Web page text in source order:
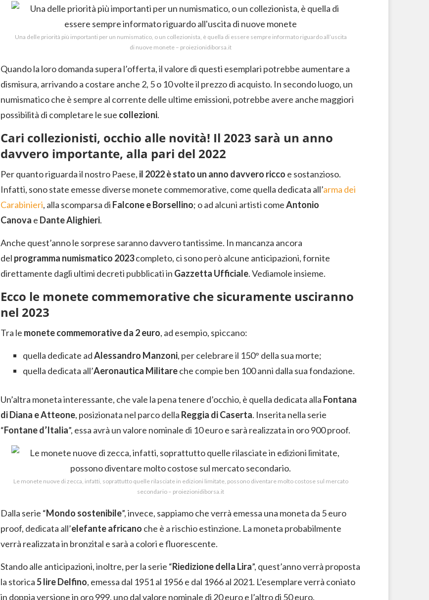
Una delle priorità più importanti per un numismatico, o un collezionista, è quella di essere sempre informato riguardo all’uscita
di nuove monete – proiezionidiborsa.it
Quando la loro domanda supera l’offerta, il valore di questi esemplari potrebbe aumentare a
dismisura, arrivando a costare anche 2, 5 o 10 volte il prezzo di acquisto. In secondo luogo, un
numismatico che è sempre al corrente delle ultime emissioni, potrebbe avere anche maggiori
possibilità di completare le sue collezioni.
Cari collezionisti, occhio alle novità! Il 2023 sarà un anno
davvero importante, alla pari del 2022
Per quanto riguarda il nostro Paese, il 2022 è stato un anno davvero ricco e sostanzioso.
Infatti, sono state emesse diverse monete commemorative, come quella dedicata all’arma dei
Carabinieri, alla scomparsa di Falcone e Borsellino; o ad alcuni artisti comeAntonio
Canova e Dante Alighieri.
Anche quest’anno le sorprese saranno davvero tantissime. In mancanza ancora
del programma numismatico 2023completo, ci sono però alcune anticipazioni, fornite
direttamente dagli ultimi decreti pubblicati in Gazzetta Ufficiale. Vediamole insieme.
Ecco le monete commemorative che sicuramente usciranno
nel 2023
Tra le monete commemorative da 2 euro, ad esempio, spiccano:
quella dedicate adAlessandro Manzoni, per celebrare il 150° della sua morte;
quella dedicata all’Aeronautica Militareche compie ben 100 anni dalla sua fondazione.
Un’altra moneta interessante, che vale la pena tenere d’occhio, è quella dedicata alla Fontana
di Diana e Atteone, posizionata nel parco della Reggia di Caserta. Inserita nella serie
“Fontane d’Italia”, essa avrà un valore nominale di 10 euro e sarà realizzata in oro 900 proof.
Le monete nuove di zecca, infatti, soprattutto quelle rilasciate in edizioni limitate, possono diventare molto costose sul mercato
secondario – proiezionidiborsa.it
Dalla serie “Mondo sostenibile”, invece, sappiamo che verrà emessa una moneta da 5 euro
proof, dedicata all’elefante africano che è a rischio estinzione. La moneta probabilmente
verrà realizzata in bronzital e sarà a colori e fluorescente.
Stando alle anticipazioni, inoltre, per la serie “Riedizione della Lira”, quest’anno verrà proposta
la storica5 lire Delfino, emessa dal 1951 al 1956 e dal 1966 al 2021. L’esemplare verrà coniato
in doppia versione in oro 999, uno dal valore nominale di 20 euro e l’altro di 50 euro.